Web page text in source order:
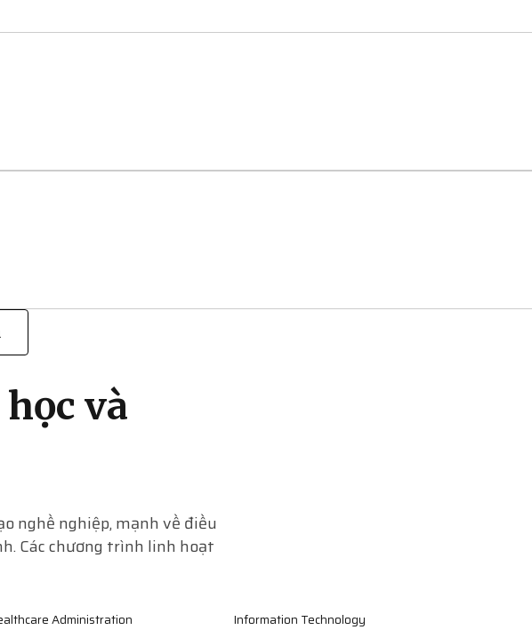
và
nghề nghiệp, mạnh về điều
Các chương trình linh hoạt
Administration Information Technology